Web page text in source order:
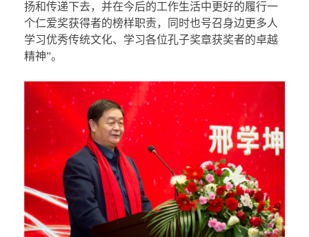
扬和传递下去，并在今后的工作生活中更好的履行一
个仁爱奖获得者的榜样职责，同时也号召身边更多人
学习优秀传统文化、学习各位孔子奖章获奖者的卓越
精神”。